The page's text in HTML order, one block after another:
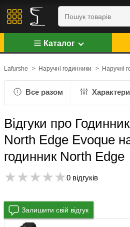
Каталог
Lafurshe > Наручні годинники > Наручні
Все разом
Відгуки про
North Edge Evoque
годинник North Edge
0 відгуків
Залишити свій відгук